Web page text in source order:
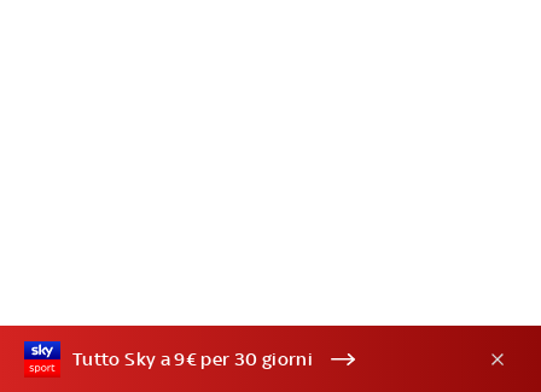
Tutto Sky a 9€ per 30 giorni